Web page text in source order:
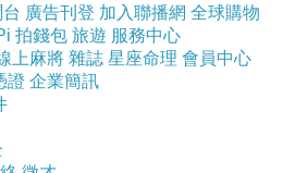
屏護沁涼水感凝凍 」
廣告刊登 加入聯播網 全球購物
拍錢包 旅遊 服務中心
上麻將 雜誌 星座命理 會員中心
證 企業簡訊